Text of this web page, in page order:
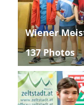
Wiener
137 Photos